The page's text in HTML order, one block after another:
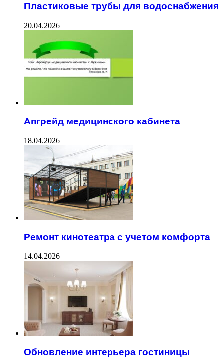
Пластиковые трубы для водоснабжения
20.04.2026
Апгрейд медицинского кабинета
18.04.2026
Ремонт кинотеатра с учетом комфорта
14.04.2026
Обновление интерьера гостиницы